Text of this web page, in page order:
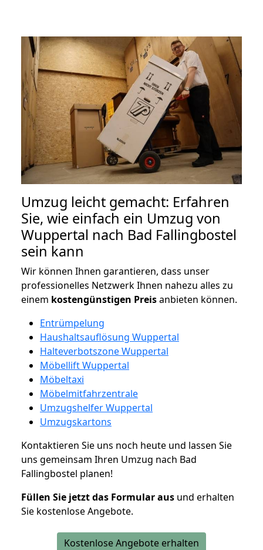
Umzug leicht gemacht: Erfahren
Sie, wie einfach ein Umzug von
Wuppertal nach Bad Fallingbostel
sein kann
Wir können Ihnen garantieren, dass unser
professionelles Netzwerk Ihnen nahezu alles zu
einem kostengünstigen Preisanbieten können.
Entrümpelung
Haushaltsauflösung Wuppertal
Halteverbotszone Wuppertal
Möbellift Wuppertal
Möbeltaxi
Möbelmitfahrzentrale
Umzugshelfer Wuppertal
Umzugskartons
Kontaktieren Sie uns noch heute und lassen Sie
uns gemeinsam Ihren Umzug nach Bad
Fallingbostel planen!
Füllen Sie jetzt das Formular aus und erhalten
Sie kostenlose Angebote.
Kostenlose Angebote erhalten